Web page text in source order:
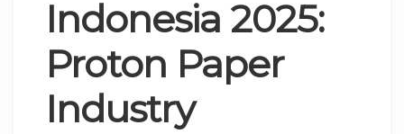
Indonesia 2025:
Proton Paper
Industry